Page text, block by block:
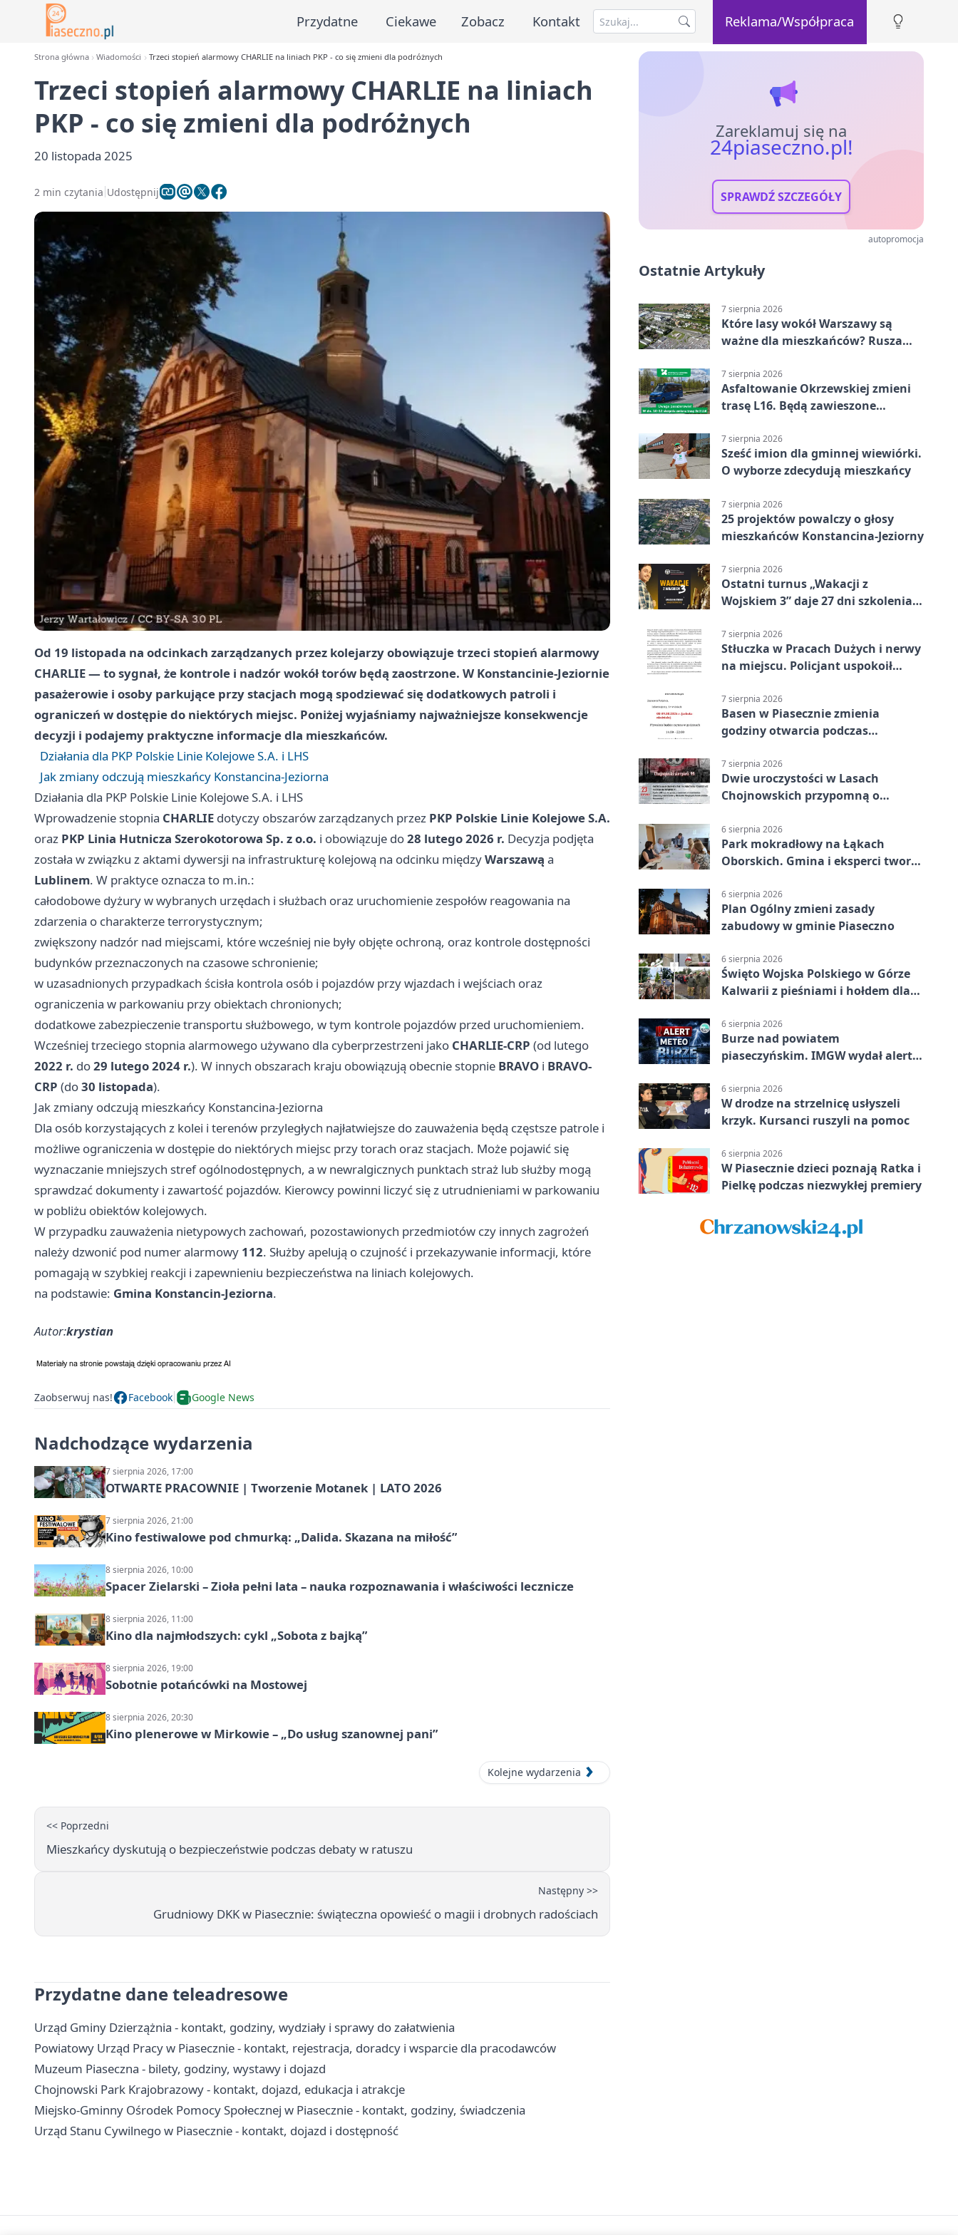
Przydatne Ciekawe Zobacz Kontakt Reklama/Współpraca
Strona główna Wiadomości Trzeci stopień alarmowy CHARLIE na liniach PKP - co się zmieni dla podróżnych
Trzeci stopień alarmowy CHARLIE na liniach
PKP - co się zmieni dla podróżnych
20 listopada 2025
2 min czytania Udostępnij
Od 19 listopada na odcinkach zarządzanych przez kolejarzy obowiązuje trzeci stopień alarmowy
CHARLIE— to sygnał, że kontrole i nadzór wokół torów będą zaostrzone. W Konstancinie-Jeziornie
pasażerowie i osoby parkujące przy stacjach mogą spodziewać się dodatkowych patroli i
ograniczeń w dostępie do niektórych miejsc. Poniżej wyjaśniamy najważniejsze konsekwencje
decyzji i podajemy praktyczne informacje dla mieszkańców.
Działania dla PKP Polskie Linie Kolejowe S.A. i LHS
Jak zmiany odczują mieszkańcy Konstancina-Jeziorna
Działania dla PKP Polskie Linie Kolejowe S.A. i LHS
Wprowadzenie stopnia CHARLIE dotyczy obszarów zarządzanych przez PKP Polskie Linie Kolejowe S.A.
oraz PKP Linia Hutnicza Szerokotorowa Sp. z o.o. i obowiązuje do28 lutego 2026 r. Decyzja podjęta
została w związku z aktami dywersji na infrastrukturę kolejową na odcinku międzyWarszawą a
Lublinem. W praktyce oznacza to m.in.:
całodobowe dyżury w wybranych urzędach i służbach oraz uruchomienie zespołów reagowania na
zdarzenia o charakterze terrorystycznym;
zwiększony nadzór nad miejscami, które wcześniej nie były objęte ochroną, oraz kontrole dostępności
budynków przeznaczonych na czasowe schronienie;
w uzasadnionych przypadkach ścisła kontrola osób i pojazdów przy wjazdach i wejściach oraz
ograniczenia w parkowaniu przy obiektach chronionych;
dodatkowe zabezpieczenie transportu służbowego, w tym kontrole pojazdów przed uruchomieniem.
Wcześniej trzeciego stopnia alarmowego używano dla cyberprzestrzeni jako CHARLIE-CRP (od lutego
2022 r. do29 lutego 2024 r.). W innych obszarach kraju obowiązują obecnie stopnie BRAVO i BRAVO-
CRP (do30 listopada).
Jak zmiany odczują mieszkańcy Konstancina-Jeziorna
Dla osób korzystających z kolei i terenów przyległych najłatwiejsze do zauważenia będą częstsze patrole i
możliwe ograniczenia w dostępie do niektórych miejsc przy torach oraz stacjach. Może pojawić się
wyznaczanie mniejszych stref ogólnodostępnych, a w newralgicznych punktach straż lub służby mogą
sprawdzać dokumenty i zawartość pojazdów. Kierowcy powinni liczyć się z utrudnieniami w parkowaniu
w pobliżu obiektów kolejowych.
W przypadku zauważenia nietypowych zachowań, pozostawionych przedmiotów czy innych zagrożeń
należy dzwonić pod numer alarmowy 112. Służby apelują o czujność i przekazywanie informacji, które
pomagają w szybkiej reakcji i zapewnieniu bezpieczeństwa na liniach kolejowych.
na podstawie: Gmina Konstancin-Jeziorna.
Autor:krystian
Zaobserwuj nas! Facebook Google News
Nadchodzące wydarzenia
7 sierpnia 2026, 17:00
OTWARTE PRACOWNIE | Tworzenie Motanek | LATO 2026
7 sierpnia 2026, 21:00
Kino festiwalowe pod chmurką: „Dalida. Skazana na miłość”
8 sierpnia 2026, 10:00
Spacer Zielarski – Zioła pełni lata – nauka rozpoznawania i właściwości lecznicze
8 sierpnia 2026, 11:00
Kino dla najmłodszych: cykl „Sobota z bajką”
8 sierpnia 2026, 19:00
Sobotnie potańcówki na Mostowej
8 sierpnia 2026, 20:30
Kino plenerowe w Mirkowie – „Do usług szanownej pani”
Kolejne wydarzenia
<< Poprzedni
Mieszkańcy dyskutują o bezpieczeństwie podczas debaty w ratuszu
Następny >>
Grudniowy DKK w Piasecznie: świąteczna opowieść o magii i drobnych radościach
Przydatne dane teleadresowe
Urząd Gminy Dzierzążnia - kontakt, godziny, wydziały i sprawy do załatwienia
Powiatowy Urząd Pracy w Piasecznie - kontakt, rejestracja, doradcy i wsparcie dla pracodawców
Muzeum Piaseczna - bilety, godziny, wystawy i dojazd
Chojnowski Park Krajobrazowy - kontakt, dojazd, edukacja i atrakcje
Miejsko-Gminny Ośrodek Pomocy Społecznej w Piasecznie - kontakt, godziny, świadczenia
Urząd Stanu Cywilnego w Piasecznie - kontakt, dojazd i dostępność
Zareklamuj się na
24piaseczno.pl!
SPRAWDŹ SZCZEGÓŁY
autopromocja
Ostatnie Artykuły
7 sierpnia 2026
Które lasy wokół Warszawy są
ważne dla mieszkańców? Rusza
7 sierpnia 2026
Asfaltowanie Okrzewskiej zmieni
trasę L16. Będą zawieszone
7 sierpnia 2026
Sześć imion dla gminnej wiewiórki.
O wyborze zdecydują mieszkańcy
7 sierpnia 2026
25 projektów powalczy o głosy
mieszkańców Konstancina-Jeziorny
7 sierpnia 2026
Ostatni turnus „Wakacji z
Wojskiem 3” daje 27 dni szkolenia i
7 sierpnia 2026
Stłuczka w Pracach Dużych i nerwy
na miejscu. Policjant uspokoił
7 sierpnia 2026
Basen w Piasecznie zmienia
godziny otwarcia podczas
7 sierpnia 2026
Dwie uroczystości w Lasach
Chojnowskich przypomną o
6 sierpnia 2026
Park mokradłowy na Łąkach
Oborskich. Gmina i eksperci tworzą
6 sierpnia 2026
Plan Ogólny zmieni zasady
zabudowy w gminie Piaseczno
6 sierpnia 2026
Święto Wojska Polskiego w Górze
Kalwarii z pieśniami i hołdem dla
6 sierpnia 2026
Burze nad powiatem
piaseczyńskim. IMGW wydał alert
6 sierpnia 2026
W drodze na strzelnicę usłyszeli
krzyk. Kursanci ruszyli na pomoc
6 sierpnia 2026
W Piasecznie dzieci poznają Ratka i
Pielkę podczas niezwykłej premiery